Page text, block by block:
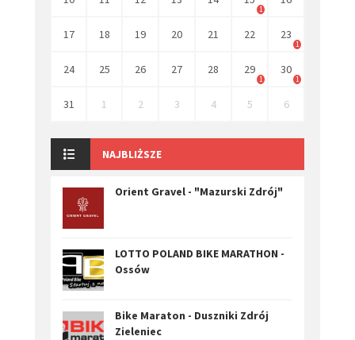
1
17 18 19 20 21 22 23
1
24 25 26 27 28 29
1
30
1
31 1 2 3 4 5 6
NAJBLIŻSZE
Orient Gravel - "Mazurski Zdrój"
LOTTO POLAND BIKE MARATHON -
Ossów
Bike Maraton - Duszniki Zdrój
Zieleniec